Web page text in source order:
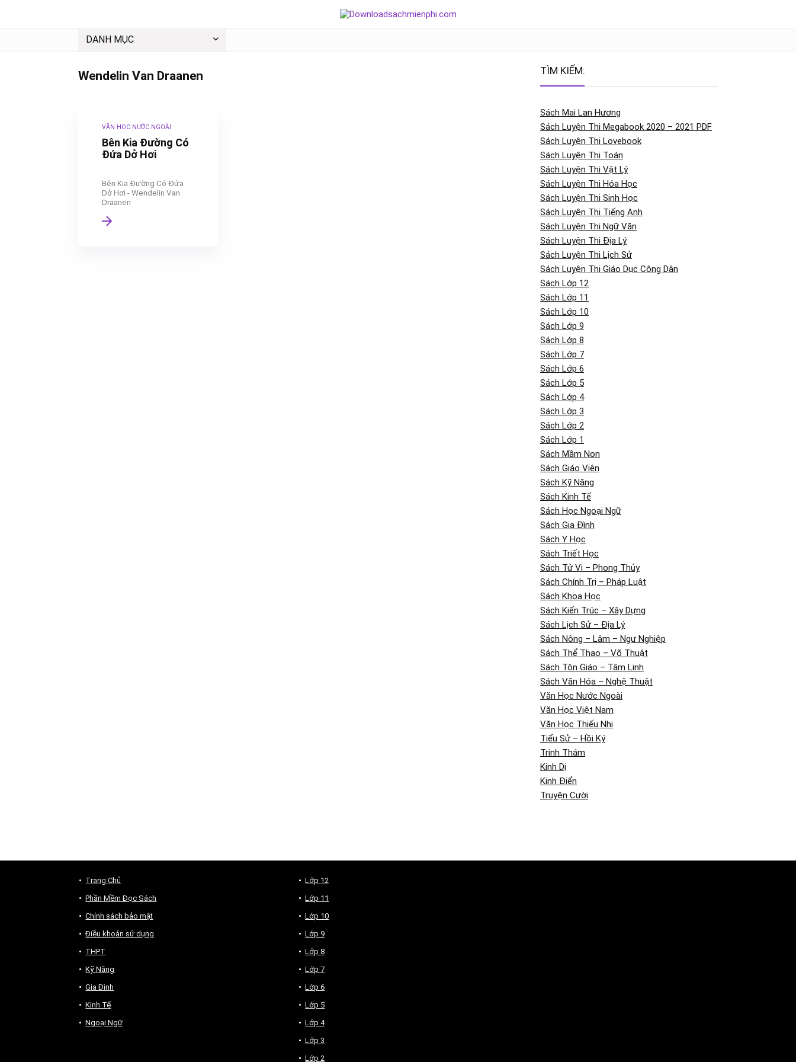
DANH MỤC
Wendelin Van Draanen
VĂN HỌC NƯỚC NGOÀI
Bên Kia Đường Có
Đứa Dở Hơi
Bên Kia Đường Có Đứa
Dở Hơi - Wendelin Van
Draanen
TÌM KIẾM:
Sách Mai Lan Hương
Sách Luyện Thi Megabook 2020 – 2021 PDF
Sách Luyện Thi Lovebook
Sách Luyện Thi Toán
Sách Luyện Thi Vật Lý
Sách Luyện Thi Hóa Học
Sách Luyện Thi Sinh Học
Sách Luyện Thi Tiếng Anh
Sách Luyện Thi Ngữ Văn
Sách Luyện Thi Địa Lý
Sách Luyện Thi Lịch Sử
Sách Luyện Thi Giáo Dục Công Dân
Sách Lớp 12
Sách Lớp 11
Sách Lớp 10
Sách Lớp 9
Sách Lớp 8
Sách Lớp 7
Sách Lớp 6
Sách Lớp 5
Sách Lớp 4
Sách Lớp 3
Sách Lớp 2
Sách Lớp 1
Sách Mầm Non
Sách Giáo Viên
Sách Kỹ Năng
Sách Kinh Tế
Sách Học Ngoại Ngữ
Sách Gia Đình
Sách Y Học
Sách Triết Học
Sách Tử Vi – Phong Thủy
Sách Chính Trị – Pháp Luật
Sách Khoa Học
Sách Kiến Trúc – Xây Dựng
Sách Lịch Sử – Địa Lý
Sách Nông – Lâm – Ngư Nghiệp
Sách Thể Thao – Võ Thuật
Sách Tôn Giáo – Tâm Linh
Sách Văn Hóa – Nghệ Thuật
Văn Học Nước Ngoài
Văn Học Việt Nam
Văn Học Thiếu Nhi
Tiểu Sử – Hồi Ký
Trinh Thám
Kinh Dị
Kinh Điển
Truyện Cười
Trang Chủ
Phần Mềm Đọc Sách
Chính sách bảo mật
Điều khoản sử dụng
THPT
Kỹ Năng
Gia Đình
Kinh Tế
Ngoại Ngữ
Lớp 12
Lớp 11
Lớp 10
Lớp 9
Lớp 8
Lớp 7
Lớp 6
Lớp 5
Lớp 4
Lớp 3
Lớp 2